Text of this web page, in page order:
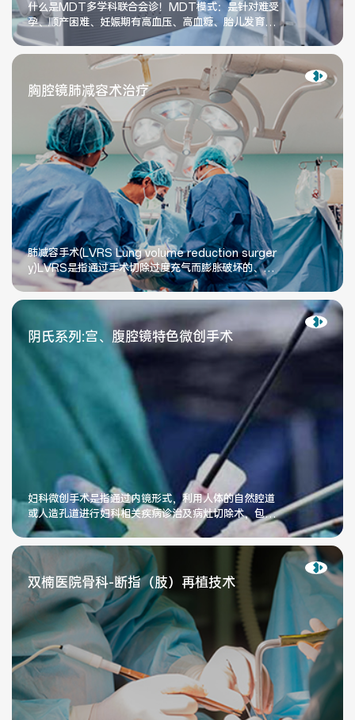
医院布局 医保服务
出/入院服务 健康科普
意见建议 特殊人群服务
院内新闻 媒体报道
公示公告 公益事业
科研介绍
医联体介绍 新闻动态
成员单位
招聘职位
什么是MDT多学科联合会诊！MDT模式：是针对难受
孕、顺产困难、妊娠期有高血压、高血糖、胎儿发育不
全、高危产妇等并发症人群，我院开设
胸腔镜肺减容术治疗
肺减容手术(LVRS Lung volume reduction surger
y)LVRS是指通过手术切除过度充气而膨胀破坏的、无
功能的肺组织来治疗COPD的一种手术方法，称为肺部
分切除术或肺减容成形术。
阴氏系列:宫、腹腔镜特色微创手术
妇科微创手术是指通过内镜形式，利用人体的自然腔道
或人造孔道进行妇科相关疾病诊治及病灶切除术，包括
经阴道操作的阴氏系列手术、宫腔镜手
双楠医院骨科-断指（肢）再植技术